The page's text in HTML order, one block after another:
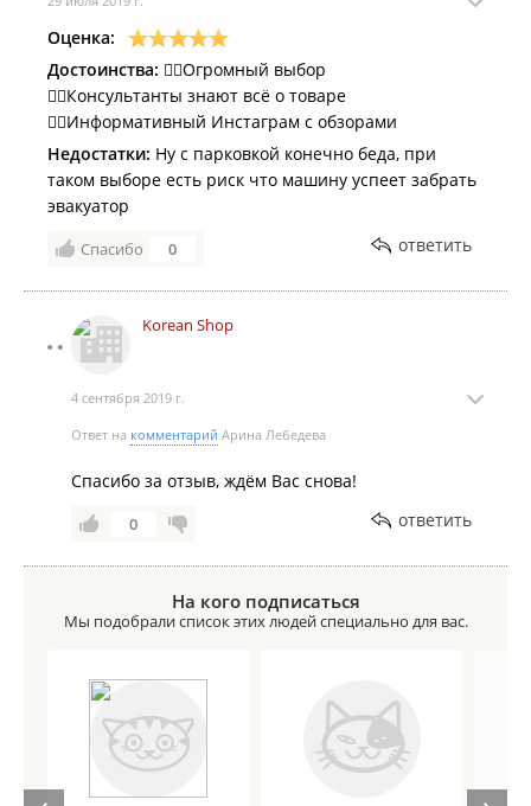
Оценка:
Достоинства: 👌🏽Огромный выбор
👌🏽Консультанты знают всё о товаре
👌🏽Информативный Инстаграм с обзорами
Недостатки: Ну с парковкой конечно беда, при
таком выборе есть риск что машину успеет забрать
эвакуатор
Спасибо 0 ответить
Korean Shop
4 сентября 2019 г.
Ответ на комментарий Арина Лебедева
Спасибо за отзыв, ждём Вас снова!
0 ответить
На кого подписаться
Мы подобрали список этих людей специально для вас.